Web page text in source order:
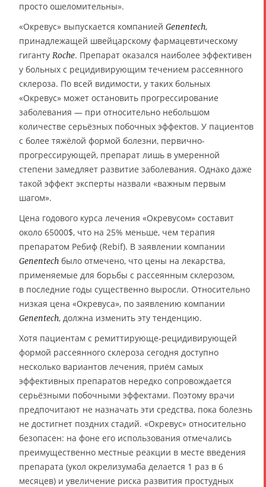
просто ошеломительны».
«Окревус» выпускается компанией Genentech,
принадлежащей швейцарскому фармацевтическому
гиганту Roche. Препарат оказался наиболее эффективен
у больных с рецидивирующим течением рассеянного
склероза. По всей видимости, у таких больных
«Окревус» может остановить прогрессирование
заболевания — при относительно небольшом
количестве серьёзных побочных эффектов. У пациентов
с более тяжёлой формой болезни, первично-
прогрессирующей, препарат лишь в умеренной
степени замедляет развитие заболевания. Однако даже
такой эффект эксперты назвали «важным первым
шагом».
Цена годового курса лечения «Окревусом» составит
около 65000$, что на 25% меньше, чем терапия
препаратом Ребиф (Rebif). В заявлении компании
Genentech было отмечено, что цены на лекарства,
применяемые для борьбы с рассеянным склерозом,
в последние годы существенно выросли. Относительно
низкая цена «Окревуса», по заявлению компании
Genentech, должна изменить эту тенденцию.
Хотя пациентам с ремиттирующе-рецидивирующей
формой рассеянного склероза сегодня доступно
несколько вариантов лечения, приём самых
эффективных препаратов нередко сопровождается
серьёзными побочными эффектами. Поэтому врачи
предпочитают не назначать эти средства, пока болезнь
не достигнет поздних стадий. «Окревус» относительно
безопасен: на фоне его использования отмечались
преимущественно местные реакции в месте введения
препарата (укол окрелизумаба делается 1 раз в 6
месяцев) и увеличение риска развития простудных